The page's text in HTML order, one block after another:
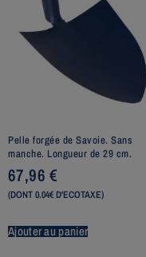
Pelle forgée de Savoie. Sans
manche. Longueur de 29 cm.
67,96€
(DONT 0.04€ D'ECOTAXE)
Ajouter au panier